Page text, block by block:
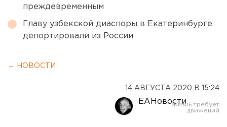
преждевременным
Главу узбекской диаспоры в Екатеринбурге
депортировали из России
← НОВОСТИ
14 АВГУСТА 2020 В 15:24
ЕАНовости